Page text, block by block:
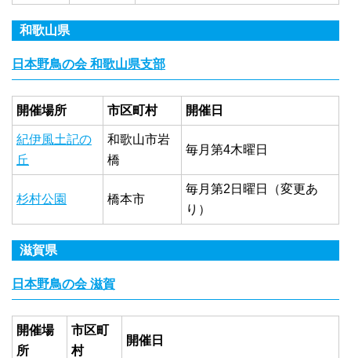
和歌山県
日本野鳥の会 和歌山県支部
開催場所 市区町村 開催日
紀伊風土記の
丘
和歌山市岩
橋
毎月第4木曜日
杉村公園 橋本市
毎月第2日曜日（変更あ
り）
滋賀県
日本野鳥の会 滋賀
開催場
所
市区町
村
開催日